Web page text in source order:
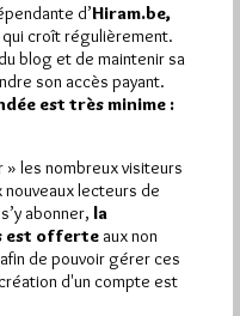
lues (Source :
Plus d’informations
d’Hiram.be,
qui croît régulièrement.
blog et de maintenir sa
son accès payant.
est très minime :
» les nombreux visiteurs
lecteurs de
abonner, la
est offerte aux non
de pouvoir gérer ces
d'un compte est